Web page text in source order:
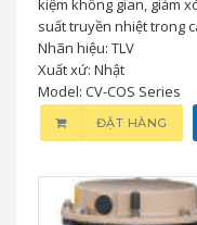
kiệm không gian, giảm
suất truyền nhiệt trong
Nhãn hiệu: TLV
Xuất xứ: Nhật
Model: CV-COS Series
ĐẶT HÀNG